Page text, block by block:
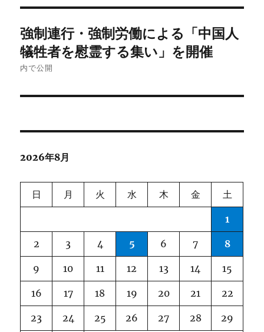
稿
ナ
ビ
ョ
強制連行・強制労働による「中国人
犠牲者を慰霊する集い」を開催
内で公開
2026年8月
日 月 火 水 木 金 土
1
2 3 4 5 6 7 8
9 10 11 12 13 14 15
16 17 18 19 20 21 22
23 24 25 26 27 28 29